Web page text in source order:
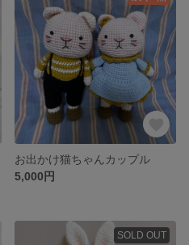
お出かけ猫ちゃんカップル
5,000円
SOLD OUT